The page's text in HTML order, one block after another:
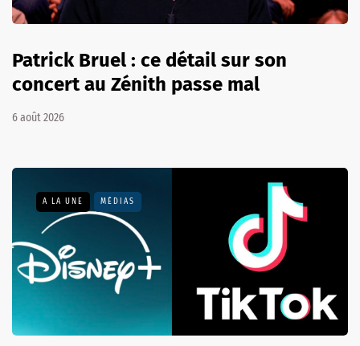
Patrick Bruel : ce détail sur son
concert au Zénith passe mal
6 août 2026
A LA UNE MÉDIAS